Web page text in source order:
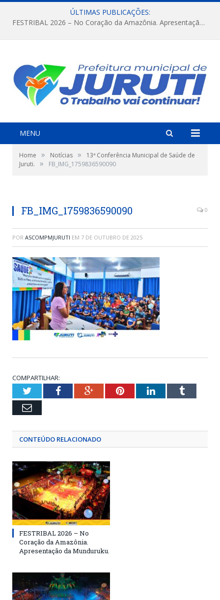
ÚLTIMAS PUBLICAÇÕES:
FESTRIBAL 2026 – No Coração da Amazônia. Apresentação da Munduruku.
MENU
Home » Notícias »
13ª Conferência Municipal de Saúde de
Juruti.
» FB_IMG_1759836590090
FB_IMG_1759836590090 0
POR ASCOMPMJURUTI EM 7 DE OUTUBRO DE 2025
COMPARTILHAR:
TwitterFacebookGoogle+PinterestLinkedInTumblr
Email
CONTEÚDO RELACIONADO
FESTRIBAL 2026 – No
Coração da Amazônia.
Apresentação da Munduruku.